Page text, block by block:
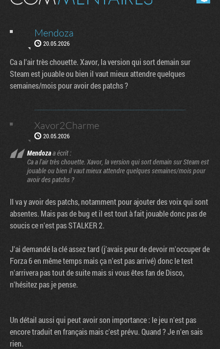
Mendoza
20.05.2026
Ca a l'air très chouette. Xavor, la version qui sort demain sur
Steam est jouable ou bien il vaut mieux attendre quelques
semaines/mois pour avoir des patchs ?
Xavor2Charme
20.05.2026
Mendozaa écrit :
Ca a l'air très chouette. Xavor, la version qui sort demain sur Steam est
jouable ou bien il vaut mieux attendre quelques semaines/mois pour
avoir des patchs ?
Il va y avoir des patchs, notamment pour ajouter des voix qui sont
absentes. Mais pas de bug et il est tout à fait jouable donc pas de
soucis ce n'est pas STALKER 2.
J'ai demandé la clé assez tard (j'avais peur de devoir m'occuper de
Forza 6 en même temps mais ça n'est pas arrivé) donc le test
n'arrivera pas tout de suite mais si vous êtes fan de Disco,
n'hésitez pas je pense.
Un détail aussi qui peut avoir son importance : le jeu n'est pas
encore traduit en français mais c'est prévu. Quand ? Je n'en sais
rien.